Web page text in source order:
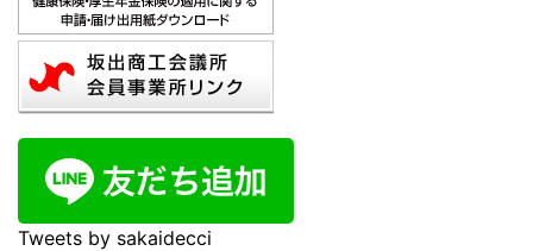
Tweets by sakaidecci